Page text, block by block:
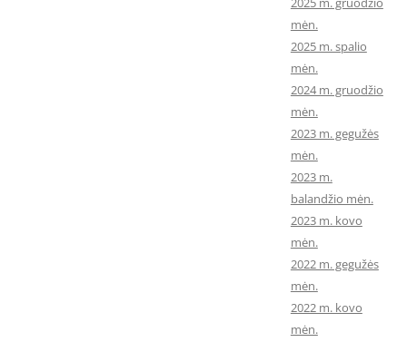
mėn.
2025 m. spalio
mėn.
2024 m. gruodžio
mėn.
2023 m. gegužės
mėn.
2023 m.
balandžio mėn.
2023 m. kovo
mėn.
2022 m. gegužės
mėn.
2022 m. kovo
mėn.